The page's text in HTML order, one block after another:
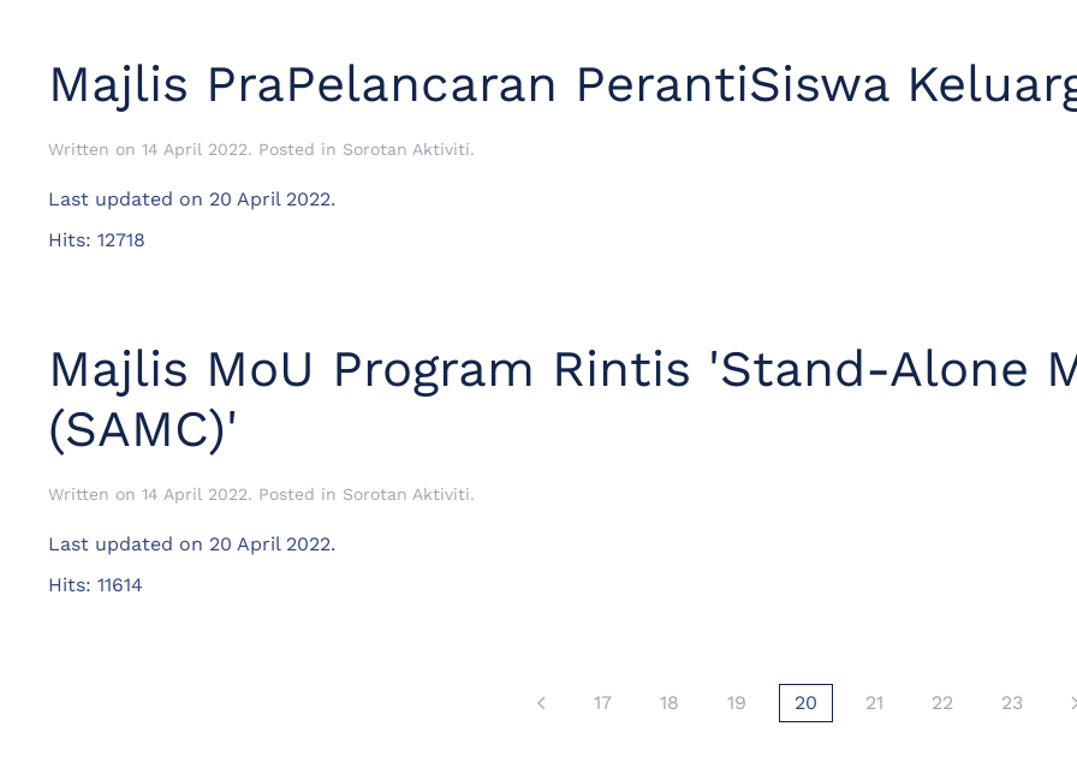
Majlis PraPelancaran PerantiSiswa
Written on 14 April 2022. Posted in Sorotan Aktiviti.
Last updated on 20 April 2022.
Hits: 12718
Majlis MoU Program Rintis 'Stand-Alone
(SAMC)'
Written on 14 April 2022. Posted in Sorotan Aktiviti.
Last updated on 20 April 2022.
Hits: 11614
17 18 19 20 21 22 23